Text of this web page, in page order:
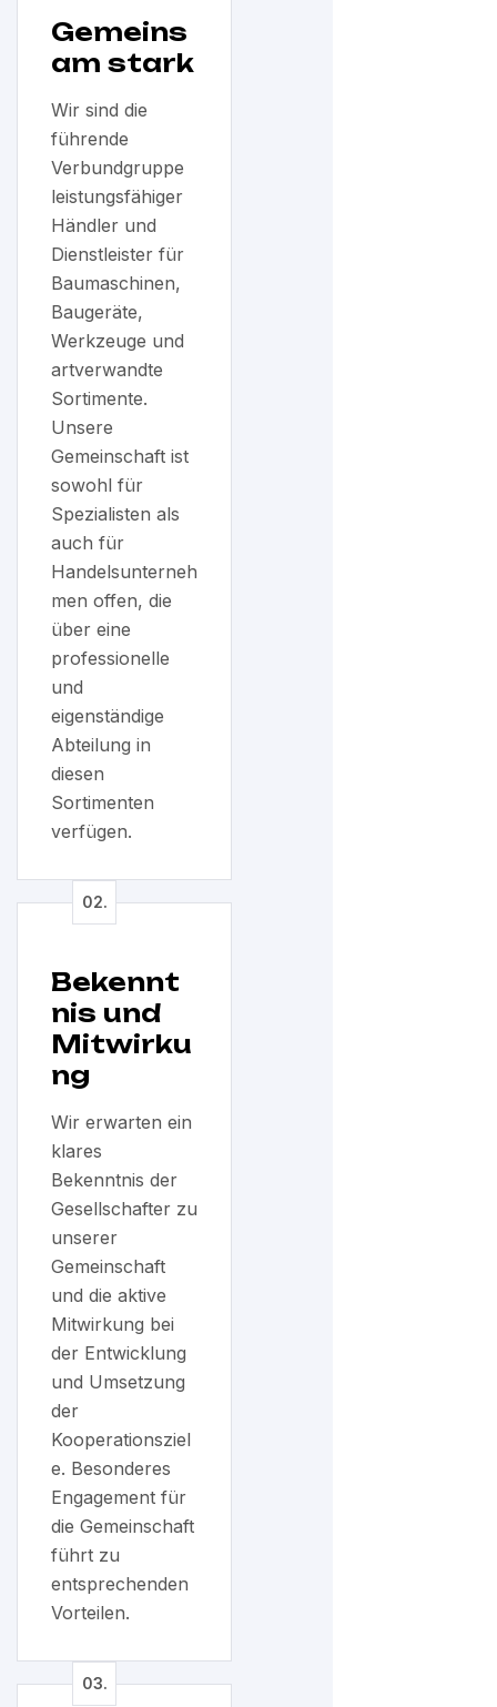
Gemeins
am stark
Wir sind die
führende
Verbundgruppe
leistungsfähiger
Händler und
Dienstleister für
Baumaschinen,
Baugeräte,
Werkzeuge und
artverwandte
Sortimente.
Unsere
Gemeinschaft ist
sowohl für
Spezialisten als
auch für
Handelsunterneh
men offen, die
über eine
professionelle
und
eigenständige
Abteilung in
diesen
Sortimenten
verfügen.
Bekennt
nis und
Mitwirku
ng
Wir erwarten ein
klares
Bekenntnis der
Gesellschafter zu
unserer
Gemeinschaft
und die aktive
Mitwirkung bei
der Entwicklung
und Umsetzung
der
Kooperationsziel
e. Besonderes
Engagement für
die Gemeinschaft
führt zu
entsprechenden
Vorteilen.